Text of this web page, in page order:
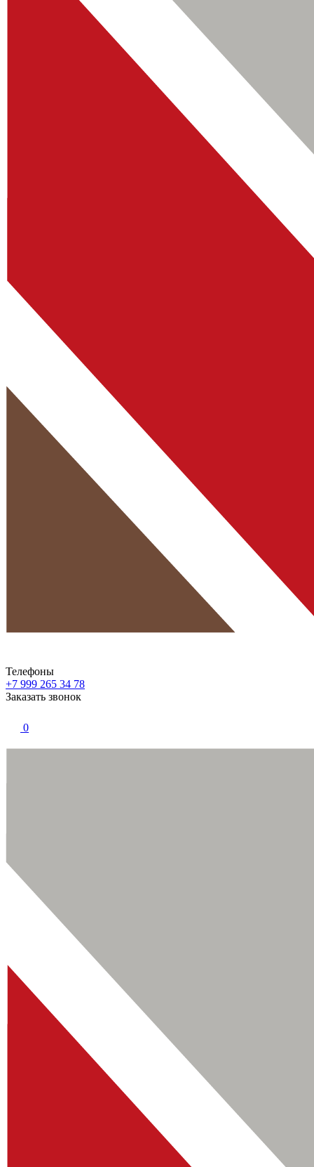
Телефоны
+7 999 265 34 78
Заказать звонок
0